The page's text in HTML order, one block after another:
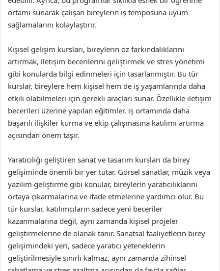
ortamı sunarak çalışan bireylerin iş temposuna uyum
sağlamalarını kolaylaştırır.
Kişisel gelişim kursları, bireylerin öz farkındalıklarını
artırmak, iletişim becerilerini geliştirmek ve stres yönetimi
gibi konularda bilgi edinmeleri için tasarlanmıştır. Bu tür
kurslar, bireylere hem kişisel hem de iş yaşamlarında daha
etkili olabilmeleri için gerekli araçları sunar. Özellikle iletişim
becerileri üzerine yapılan eğitimler, iş ortamında daha
başarılı ilişkiler kurma ve ekip çalışmasına katılımı artırma
açısından önem taşır.
Yaratıcılığı geliştiren sanat ve tasarım kursları da birey
gelişiminde önemli bir yer tutar. Görsel sanatlar, müzik veya
yazılım geliştirme gibi konular, bireylerin yaratıcılıklarını
ortaya çıkarmalarına ve ifade etmelerine yardımcı olur. Bu
tür kurslar, katılımcıların sadece yeni beceriler
kazanmalarına değil, aynı zamanda kişisel projeler
geliştirmelerine de olanak tanır. Sanatsal faaliyetlerin birey
gelişimindeki yeri, sadece yaratıcı yeteneklerin
geliştirilmesiyle sınırlı kalmaz, aynı zamanda zihinsel